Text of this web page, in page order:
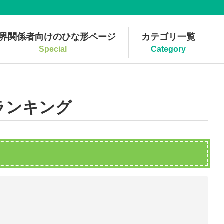
関係者向けのひな形ページ
Special
カテゴリ一覧
Category
ンキング